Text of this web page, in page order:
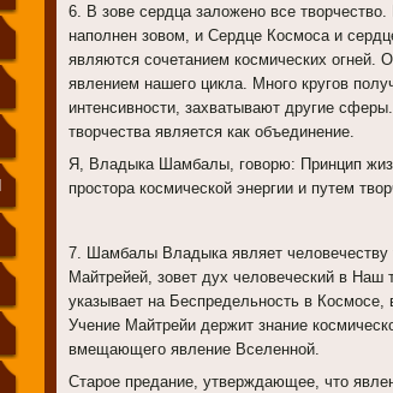
6. В зове сердца заложено все
наполнен зовом, и Сердце Космоса и
являются сочетанием космических огней.
явлением нашего цикла. Много кругов
интенсивности, захватывают другие
творчества является как объединение.
Я, Владыка Шамбалы, говорю: Принцип
простора космической энергии и путем
7. Шамбалы Владыка являет человечеству
Майтрейей, зовет дух человеческий в Наш
указывает на Беспредельность в
Учение Майтрейи держит знание
вмещающего явление Вселенной.
Старое предание, утверждающее, что